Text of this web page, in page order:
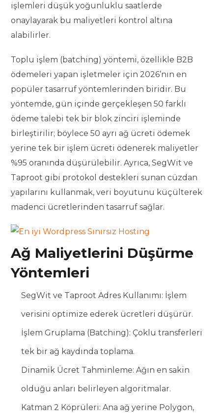
işlemleri düşük yoğunluklu saatlerde
onaylayarak bu maliyetleri kontrol altına
alabilirler.
Toplu işlem (batching) yöntemi, özellikle B2B
ödemeleri yapan işletmeler için 2026’nın en
popüler tasarruf yöntemlerinden biridir. Bu
yöntemde, gün içinde gerçekleşen 50 farklı
ödeme talebi tek bir blok zinciri işleminde
birleştirilir; böylece 50 ayrı ağ ücreti ödemek
yerine tek bir işlem ücreti ödenerek maliyetler
%95 oranında düşürülebilir. Ayrıca, SegWit ve
Taproot gibi protokol destekleri sunan cüzdan
yapılarını kullanmak, veri boyutunu küçülterek
madenci ücretlerinden tasarruf sağlar.
Ağ Maliyetlerini Düşürme
Yöntemleri
SegWit ve Taproot Adres Kullanımı: İşlem
verisini optimize ederek ücretleri düşürür.
İşlem Gruplama (Batching): Çoklu transferleri
tek bir ağ kaydında toplama.
Dinamik Ücret Tahminleme: Ağın en sakin
olduğu anları belirleyen algoritmalar.
Katman 2 Köprüleri: Ana ağ yerine Polygon,